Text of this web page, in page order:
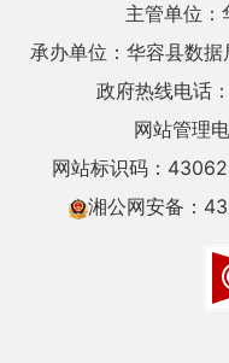
主管单位：
承办单位：华容县数据
政府热线电话
网站管理
网站标识码：
湘公网安备：